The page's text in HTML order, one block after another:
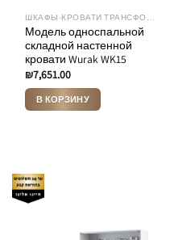
ШКАФЫ-КРОВАТИ ТРАНСФОРМЕРЫ
Модель односпальной
складной настенной
кровати Wurak WK15
₪7,651.00
В КОРЗИНУ